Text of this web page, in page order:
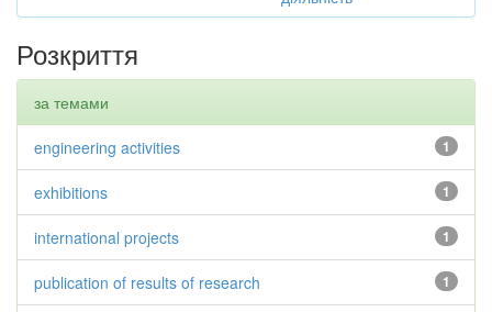
Розкриття
за темами
1
engineering activities
1
exhibitions
1
international projects
1
publication of results of research